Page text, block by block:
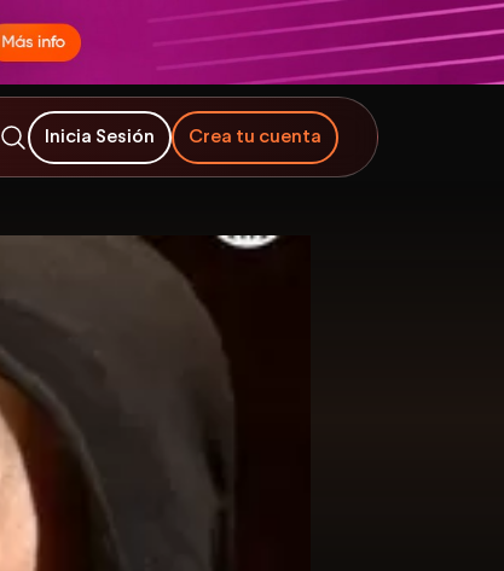
Inicia Sesión Crea tu cuenta